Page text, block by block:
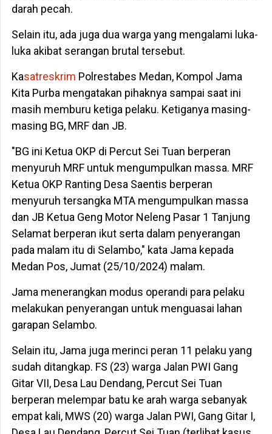
darah pecah.
Selain itu, ada juga dua warga yang mengalami luka-
luka akibat serangan brutal tersebut.
Kasatreskrim Polrestabes Medan, Kompol Jama
Kita Purba mengatakan pihaknya sampai saat ini
masih memburu ketiga pelaku. Ketiganya masing-
masing BG, MRF dan JB.
"BG ini Ketua OKP di Percut Sei Tuan berperan
menyuruh MRF untuk mengumpulkan massa. MRF
Ketua OKP Ranting Desa Saentis berperan
menyuruh tersangka MTA mengumpulkan massa
dan JB Ketua Geng Motor Neleng Pasar 1 Tanjung
Selamat berperan ikut serta dalam penyerangan
pada malam itu di Selambo," kata Jama kepada
Medan Pos, Jumat (25/10/2024) malam.
Jama menerangkan modus operandi para pelaku
melakukan penyerangan untuk menguasai lahan
garapan Selambo.
Selain itu, Jama juga merinci peran 11 pelaku yang
sudah ditangkap. FS (23) warga Jalan PWI Gang
Gitar VII, Desa Lau Dendang, Percut Sei Tuan
berperan melempar batu ke arah warga sebanyak
empat kali, MWS (20) warga Jalan PWI, Gang Gitar I,